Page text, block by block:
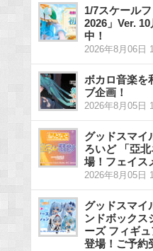
1/7スケール
2026」Ver.
中！
2026年8月06日
ボカロ音楽を
ブ企画！
2026年8月05日
グッドスマイ
ろいど 「亞
場！フェイス
2026年8月05日
グッドスマイ
ンドボックス
ーズ フィギ
登場！ご予約